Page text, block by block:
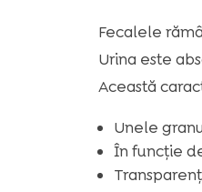
Fecalele
Urina este
Această
Unele
În funcție